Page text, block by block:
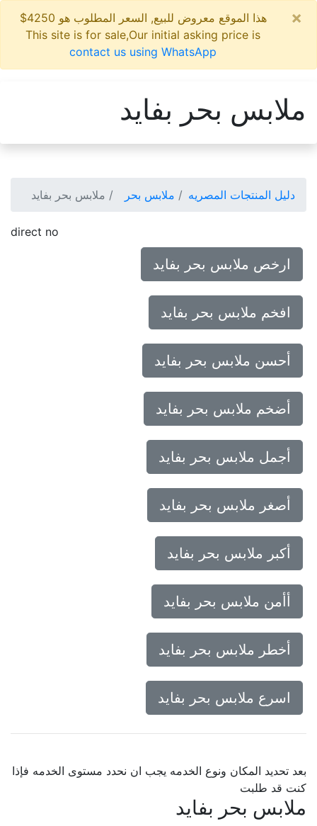
هذا الموقع معروض للبيع, السعر المطلوب هو 4250$
This site is for sale,Our initial asking price is
contact us using WhatsApp
ملابس بحر بفايد
دليل المنتجات المصريه ملابس بحر ملابس بحر بفايد
direct no
ارخص ملابس بحر بفايد
افخم ملابس بحر بفايد
أحسن ملابس بحر بفايد
أضخم ملابس بحر بفايد
أجمل ملابس بحر بفايد
أصغر ملابس بحر بفايد
أكبر ملابس بحر بفايد
أأمن ملابس بحر بفايد
أخطر ملابس بحر بفايد
اسرع ملابس بحر بفايد
بعد تحديد المكان ونوع الخدمه يجب ان نحدد مستوى الخدمه فإذا
كنت قد طلبت
ملابس بحر بفايد